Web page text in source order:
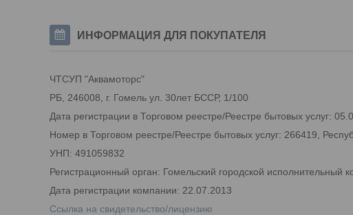
ИНФОРМАЦИЯ ДЛЯ ПОКУПАТЕЛЯ
ЧТСУП "Аквамоторс"
РБ, 246008, г. Гомель ул. 30лет БССР, 1/100
Дата регистрации в Торговом реестре/Реестре бытовых услуг:
Номер в Торговом реестре/Реестре бытовых услуг: 266419,
УНП: 491059832
Регистрационный орган: Гомельский городской исполнительный
Дата регистрации компании: 22.07.2013
Ссылка на свидетельство/лицензию